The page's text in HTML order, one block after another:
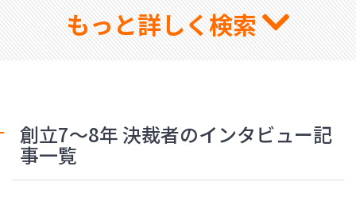
もっと詳しく検索
創立7〜8年 決裁者のインタビュー記
事一覧